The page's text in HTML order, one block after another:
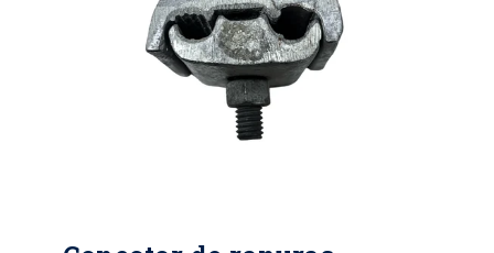
de mantenimiento al mantener
cables accesibles, prevenir
sobrecargas eléctricas, mejorar la
estética en la organización y cumplir